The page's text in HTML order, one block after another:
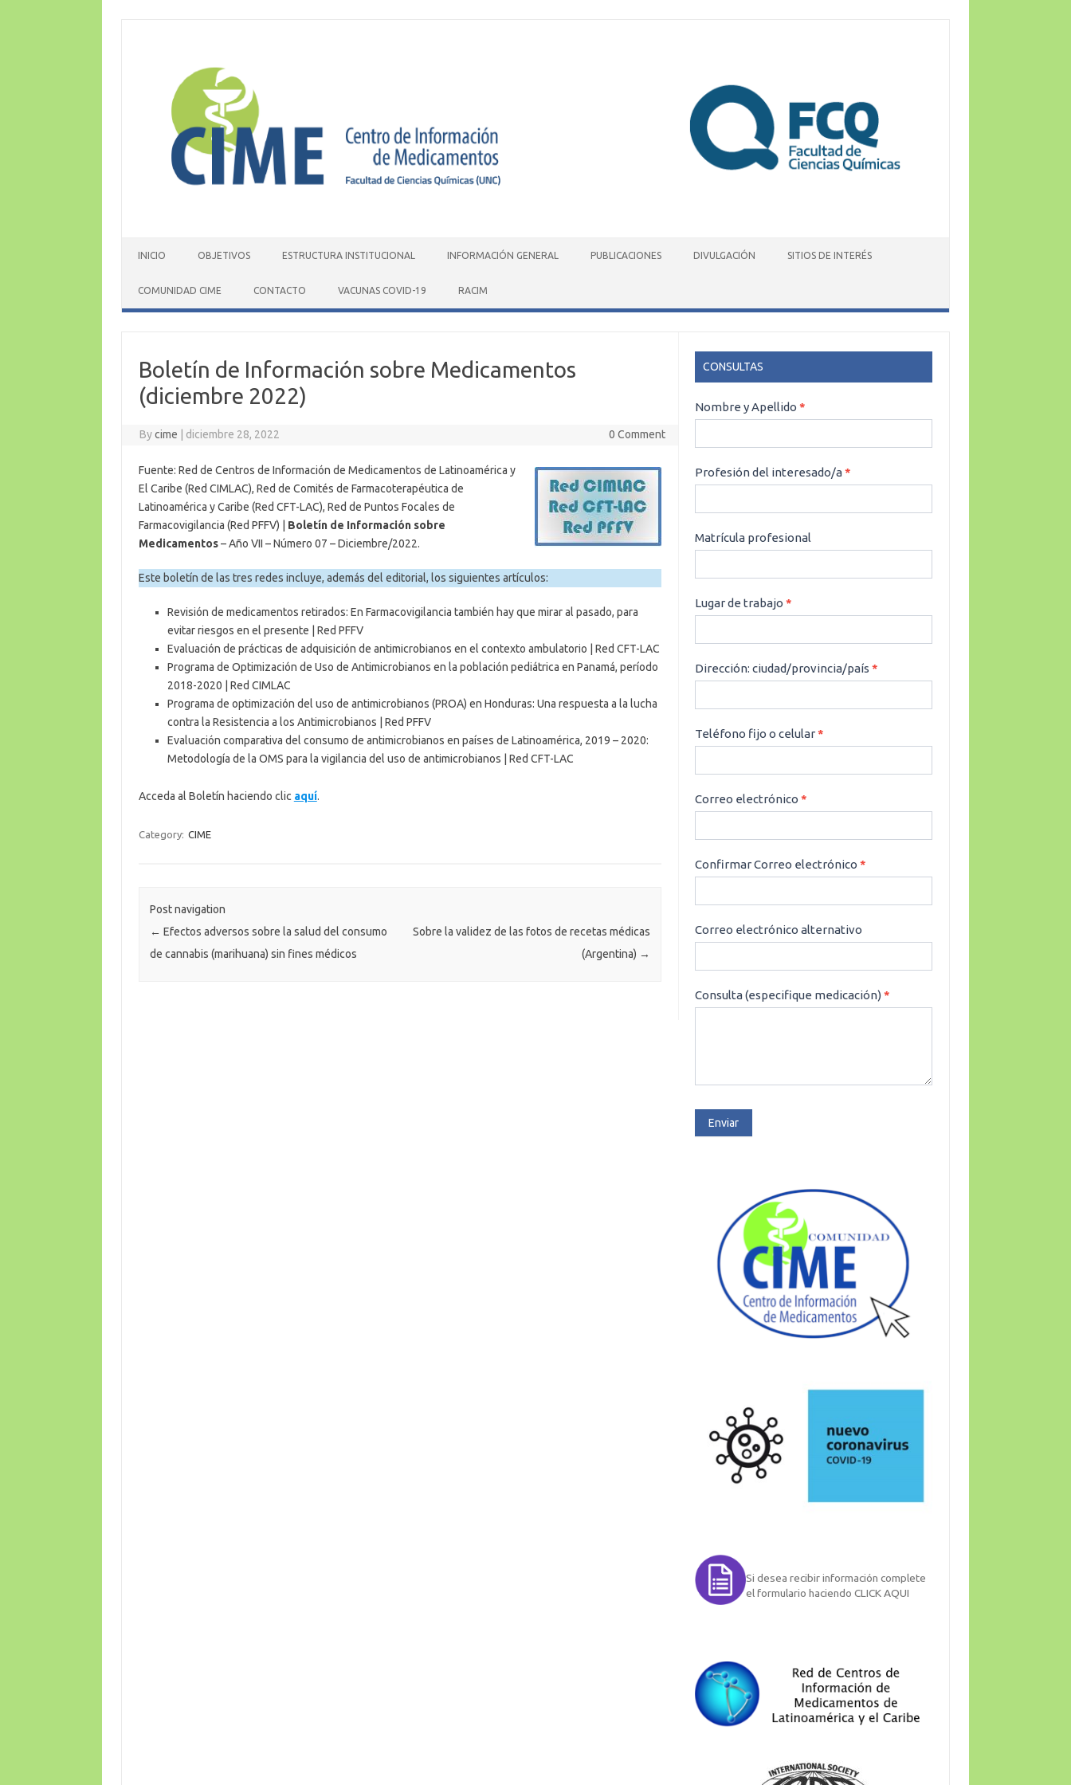
INICIO OBJETIVOS ESTRUCTURA INSTITUCIONAL INFORMACIÓN GENERAL PUBLICACIONES DIVULGACIÓN SITIOS DE INTERÉS
COMUNIDAD CIME CONTACTO VACUNAS COVID-19 RACIM
Boletín de Información sobre Medicamentos
(diciembre 2022)
Bycime diciembre 28, 2022 0 Comment
Fuente: Red de Centros de Información de Medicamentos de Latinoamérica y
El Caribe (Red CIMLAC), Red de Comités de Farmacoterapéutica de
Latinoamérica y Caribe (Red CFT-LAC), Red de Puntos Focales de
Farmacovigilancia (Red PFFV) | Boletín de Información sobre
Medicamentos– Año VII – Número 07 – Diciembre/2022.
Este boletín de las tres redes incluye, además del editorial, los siguientes artículos:
Revisión de medicamentos retirados: En Farmacovigilancia también hay que mirar al pasado, para
evitar riesgos en el presente | Red PFFV
Evaluación de prácticas de adquisición de antimicrobianos en el contexto ambulatorio | Red CFT-LAC
Programa de Optimización de Uso de Antimicrobianos en la población pediátrica en Panamá, período
2018-2020 | Red CIMLAC
Programa de optimización del uso de antimicrobianos (PROA) en Honduras: Una respuesta a la lucha
contra la Resistencia a los Antimicrobianos | Red PFFV
Evaluación comparativa del consumo de antimicrobianos en países de Latinoamérica, 2019 – 2020:
Metodología de la OMS para la vigilancia del uso de antimicrobianos | Red CFT-LAC
Acceda al Boletín haciendo clic aquí.
Category: CIME
Post navigation
← Efectos adversos sobre la salud del consumo
de cannabis (marihuana) sin fines médicos
Sobre la validez de las fotos de recetas médicas
(Argentina) →
CONSULTAS
CONSULTAS
Nombre y Apellido*
Profesión del interesado/a*
Matrícula profesional
Lugar de trabajo*
Dirección: ciudad/provincia/país*
Teléfono fijo o celular*
Correo electrónico*
Confirmar Correo electrónico*
Correo electrónico alternativo
Consulta (especifique medicación)*
Enviar
Si desea recibir información complete
el formulario haciendo CLICK AQUI